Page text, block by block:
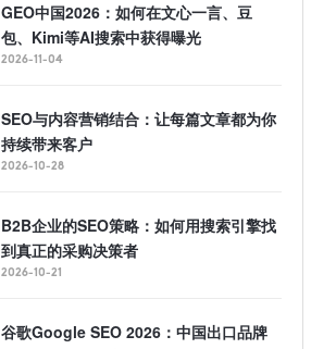
GEO中国2026：如何在文心一言、豆
包、Kimi等AI搜索中获得曝光
2026-11-04
SEO与内容营销结合：让每篇文章都为你
持续带来客户
2026-10-28
B2B企业的SEO策略：如何用搜索引擎找
到真正的采购决策者
2026-10-21
谷歌Google SEO 2026：中国出口品牌